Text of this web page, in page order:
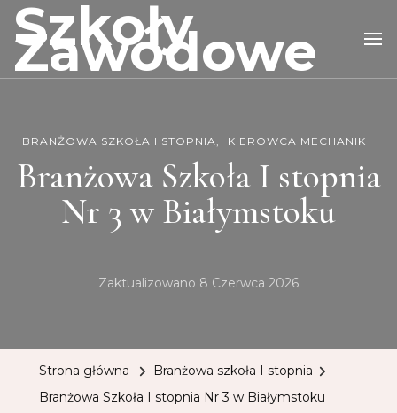
Szkoły
Zawodowe
BRANŻOWA SZKOŁA I STOPNIA KIEROWCA MECHANIK
Branżowa Szkoła I stopnia
Nr 3 w Białymstoku
Zaktualizowano 8 Czerwca 2026
Strona główna
Branżowa szkoła I stopnia
Branżowa Szkoła I stopnia Nr 3 w Białymstoku